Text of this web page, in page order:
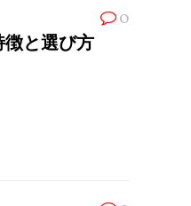
0
と選び方